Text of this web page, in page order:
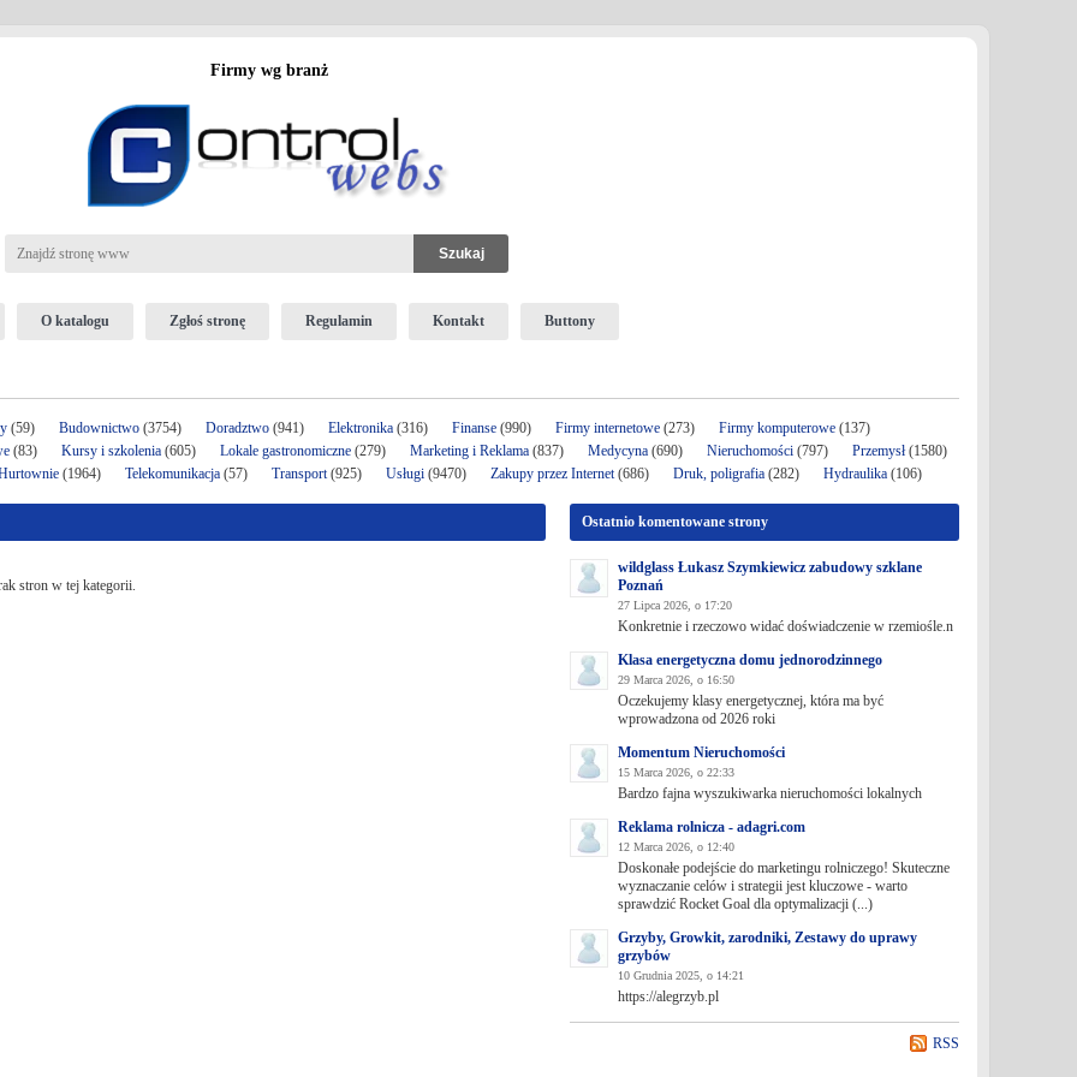
Firmy wg branż
O katalogu Zgłoś stronę Regulamin Kontakt Buttony
(59) Budownictwo (3754) Doradztwo (941) Elektronika (316) Finanse (990) Firmy internetowe (273) Firmy komputerowe (137)
(83) Kursy i szkolenia (605) Lokale gastronomiczne (279) Marketing i Reklama (837) Medycyna (690) Nieruchomości (797) Przemysł(1580)
(1964) Telekomunikacja (57) Transport(925) Usługi (9470) Zakupy przez Internet(686) Druk, poligrafia (282) Hydraulika (106)
stron w tej kategorii.
Ostatnio komentowane strony
wildglass Łukasz Szymkiewicz zabudowy szklane
Poznań
27 Lipca 2026, o 17:20
Konkretnie i rzeczowo widać doświadczenie w rzemiośle.n
Klasa energetyczna domu jednorodzinnego
29 Marca 2026, o 16:50
Oczekujemy klasy energetycznej, która ma być
wprowadzona od 2026 roki
Momentum Nieruchomości
15 Marca 2026, o 22:33
Bardzo fajna wyszukiwarka nieruchomości lokalnych
Reklama rolnicza - adagri.com
12 Marca 2026, o 12:40
Doskonałe podejście do marketingu rolniczego! Skuteczne
wyznaczanie celów i strategii jest kluczowe - warto
sprawdzić Rocket Goal dla optymalizacji (...)
Grzyby, Growkit, zarodniki, Zestawy do uprawy
grzybów
10 Grudnia 2025, o 14:21
https://alegrzyb.pl
RSS